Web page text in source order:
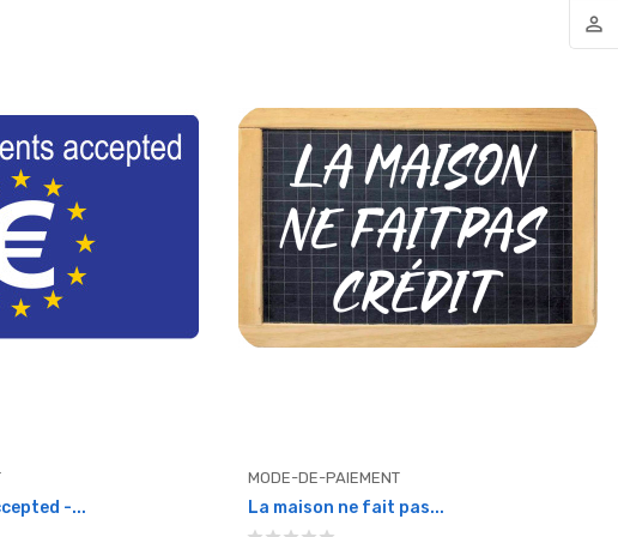
person_outline
-...
MODE-DE-PAIEMENT
La maison ne fait pas...